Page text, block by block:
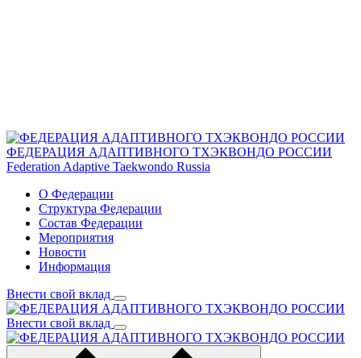
ФЕДЕРАЦИЯ АДАПТИВНОГО ТХЭКВОНДО РОССИИ
Federation Adaptive Taekwondo Russia
О Федерации
Структура Федерации
Состав Федерации
Мероприятия
Новости
Информация
Внести свой вклад
Внести свой вклад